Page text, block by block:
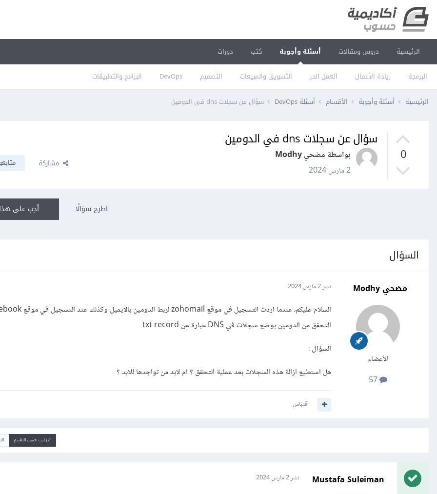
الرئيسية دروس ومقالات أسئلة وأجوبة
البرمجة ريادة الأعمال العمل الحر التسويق والمبيعات التصميم DevOps البرامج والتطبيقات
كتب دورات
الرئيسية أسئلة وأجوبة الأقسام أسئلة DevOps سؤال عن سجلات dns في الدومين
0
سؤال عن سجلات dns في الدومين
بواسطة مضحي Modhy
2 مارس 2024
مشاركة
أجب على اطرح سؤالًا
السؤال
مضحي Modhy
الأعضاء
نشر2 مارس 2024
التحقق من الدومين بوضع سجلات في DNS عبارة عن txt record
السؤال:
هل استطيع ازالة هذه السجلات بعد عملية التحقق ؟ ام لابد من تواجدها للابد ؟
اقتباس
الترتيب حسب التقييم
Mustafa Suleiman نشر2 مارس 2024